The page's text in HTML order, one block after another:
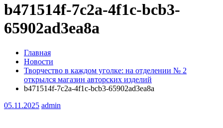
b471514f-7c2a-4f1c-bcb3-
65902ad3ea8a
Главная
Новости
Творчество в каждом уголке: на отделении № 2
открылся магазин авторских изделий
b471514f-7c2a-4f1c-bcb3-65902ad3ea8a
05.11.2025 admin